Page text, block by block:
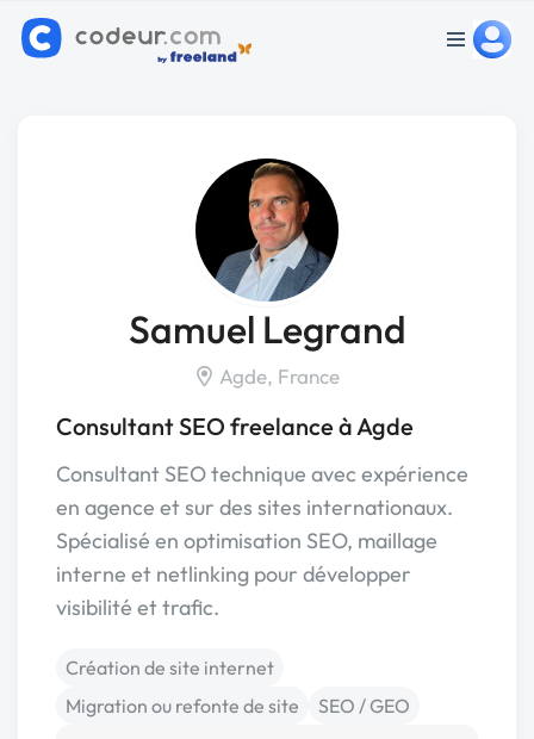
Samuel Legrand
Agde, France
Consultant SEO freelance à Agde
Consultant SEO technique avec expérience
en agence et sur des sites internationaux.
Spécialisé en optimisation SEO, maillage
interne et netlinking pour développer
visibilité et trafic.
Création de site internet
Migration ou refonte de site
SEO / GEO